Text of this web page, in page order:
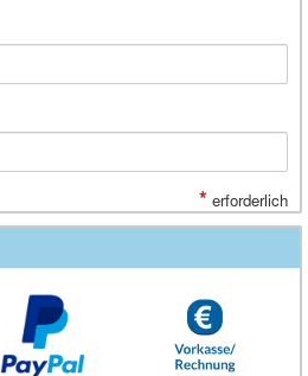
* erforderlich